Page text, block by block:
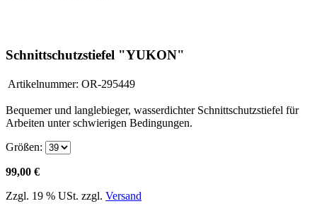
Schnittschutzstiefel "YUKON"
Artikelnummer: OR-295449
Bequemer und langlebieger, wasserdichter Schnittschutzstiefel für
Arbeiten unter schwierigen Bedingungen.
Größen:
99,00 €
Zzgl. 19 % USt. zzgl. Versand